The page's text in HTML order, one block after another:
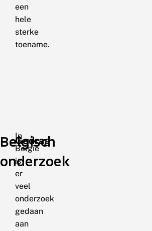
een
hele
sterke
toename.
Belgisch
onderzoek
In
België
is
er
veel
onderzoek
gedaan
aan
Gedrag